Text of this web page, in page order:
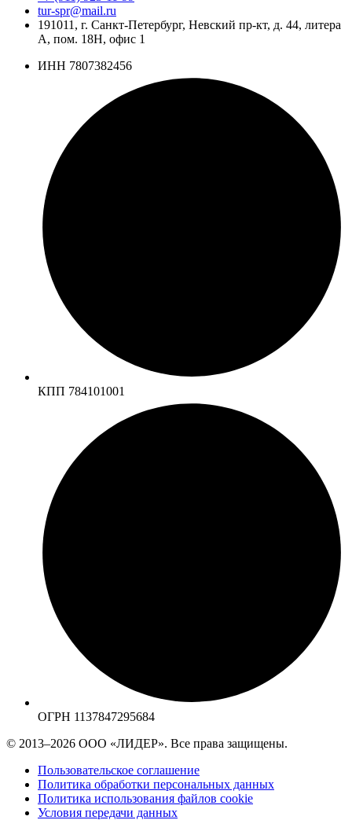
tur-spr@mail.ru
191011, г. Санкт-Петербург, Невский пр-кт, д. 44, литера
А, пом. 18Н, офис 1
ИНН 7807382456
КПП 784101001
ОГРН 1137847295684
© 2013–2026 ООО «ЛИДЕР». Все права защищены.
Пользовательское соглашение
Политика обработки персональных данных
Политика использования файлов cookie
Условия передачи данных